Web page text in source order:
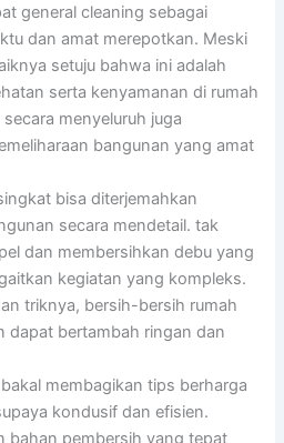
general cleaning sebagai
dan amat merepotkan. Meski
setuju bahwa ini adalah
serta kenyamanan di rumah
menyeluruh juga
bangunan yang amat
bisa diterjemahkan
secara mendetail. tak
dan membersihkan debu yang
kegiatan yang kompleks.
triknya, bersih-bersih rumah
dapat bertambah ringan dan
membagikan tips berharga
kondusif dan efisien.
bahan pembersih yang tepat